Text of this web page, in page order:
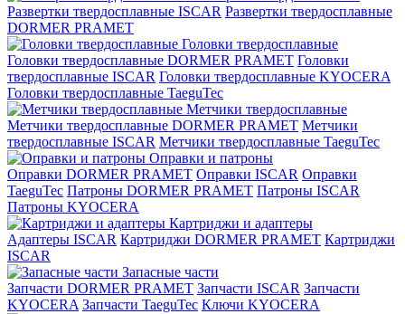
Развертки твердосплавные ISCAR Развертки твердосплавные
DORMER PRAMET
Головки твердосплавные
Головки твердосплавные DORMER PRAMET Головки
твердосплавные ISCAR Головки твердосплавные KYOCERA
Головки твердосплавные TaeguTec
Метчики твердосплавные
Метчики твердосплавные DORMER PRAMET Метчики
твердосплавные ISCAR Метчики твердосплавные TaeguTec
Оправки и патроны
Оправки DORMER PRAMET Оправки ISCAR Оправки
TaeguTec Патроны DORMER PRAMET Патроны ISCAR
Патроны KYOCERA
Картриджи и адаптеры
Адаптеры ISCAR Картриджи DORMER PRAMET Картриджи
ISCAR
Запасные части
Запчасти DORMER PRAMET Запчасти ISCAR Запчасти
KYOCERA Запчасти TaeguTec Ключи KYOCERA